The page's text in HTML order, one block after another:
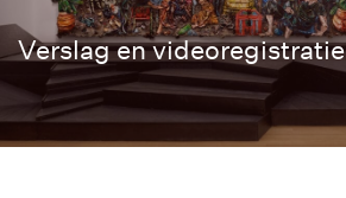
Verslag en videoregistratie